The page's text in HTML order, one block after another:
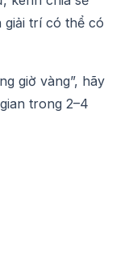
trí có thể có
giờ vàng”, hãy
trong 2–4